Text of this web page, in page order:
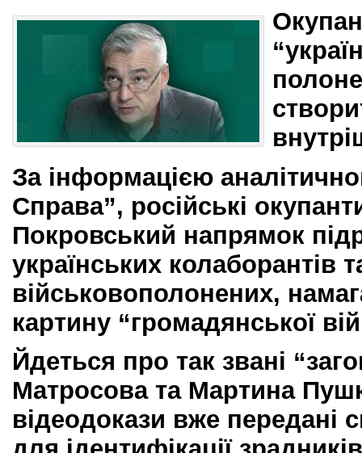
За інформацією
Справа”, російські
Покровський напрямок
українських колаборантів
військовополонених,
картину “громадянської
Йдеться про так звані
Матросова та Мартина
відеодокази вже передані